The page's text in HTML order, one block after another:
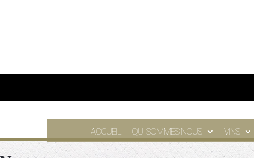
ACCUEIL QUI SOMMES-NOUS VINS